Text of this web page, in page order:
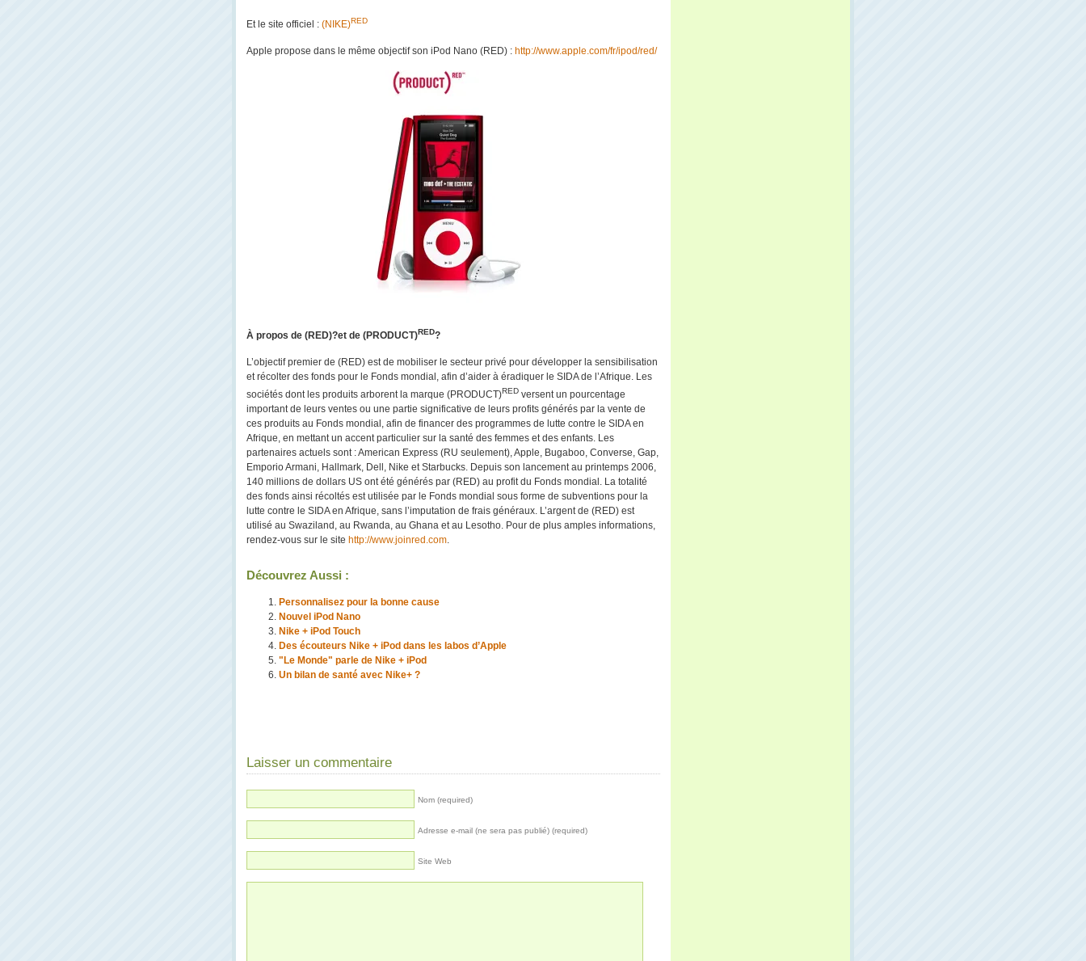
Et le site officiel : (NIKE)RED
Apple propose dans le même objectif son iPod Nano (RED) : http://www.apple.com/fr/ipod/red/
À propos de (RED)?et de (PRODUCT)RED?
L’objectif premier de (RED) est de mobiliser le secteur privé pour développer la sensibilisation
et récolter des fonds pour le Fonds mondial, afin d’aider à éradiquer le SIDA de l’Afrique. Les
sociétés dont les produits arborent la marque (PRODUCT)RED versent un pourcentage
important de leurs ventes ou une partie significative de leurs profits générés par la vente de
ces produits au Fonds mondial, afin de financer des programmes de lutte contre le SIDA en
Afrique, en mettant un accent particulier sur la santé des femmes et des enfants. Les
partenaires actuels sont : American Express (RU seulement), Apple, Bugaboo, Converse, Gap,
Emporio Armani, Hallmark, Dell, Nike et Starbucks. Depuis son lancement au printemps 2006,
140 millions de dollars US ont été générés par (RED) au profit du Fonds mondial. La totalité
des fonds ainsi récoltés est utilisée par le Fonds mondial sous forme de subventions pour la
lutte contre le SIDA en Afrique, sans l’imputation de frais généraux. L’argent de (RED) est
utilisé au Swaziland, au Rwanda, au Ghana et au Lesotho. Pour de plus amples informations,
rendez-vous sur le site http://www.joinred.com.
Découvrez Aussi :
Personnalisez pour la bonne cause
Nouvel iPod Nano
Nike + iPod Touch
Des écouteurs Nike + iPod dans les labos d’Apple
"Le Monde" parle de Nike + iPod
Un bilan de santé avec Nike+ ?
Laisser un commentaire
Nom (required)
Adresse e-mail (ne sera pas publié) (required)
Site Web